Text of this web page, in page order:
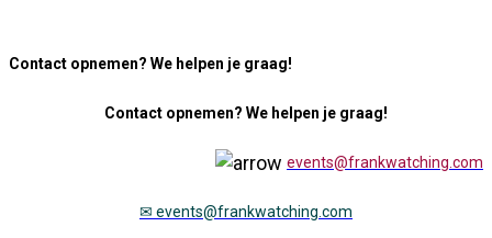
Contact opnemen? We helpen je graag!
Contact opnemen? We helpen je graag!
events@frankwatching.com
✉ events@frankwatching.com